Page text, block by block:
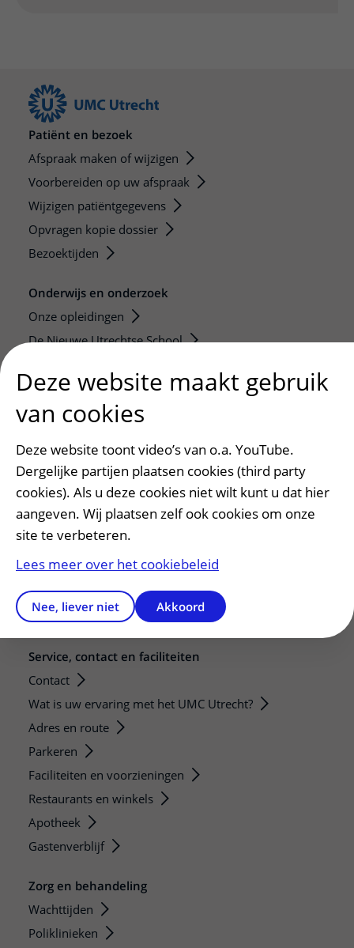
Patiënt en bezoek
Afspraak maken of wijzigen
Voorbereiden op uw afspraak
Wijzigen patiëntgegevens
Opvragen kopie dossier
Bezoektijden
Onderwijs en onderzoek
Onze opleidingen
De Nieuwe Utrechtse School
Research
Strategic programs
Researchers
Research technologies
Verwijzers
Teleconsult aanvragen
Diagnostiek aanvragen
Zorgverlenersportaal
Service, contact en faciliteiten
Contact
Wat is uw ervaring met het UMC Utrecht?
Adres en route
Parkeren
Faciliteiten en voorzieningen
Restaurants en winkels
Apotheek
Gastenverblijf
Zorg en behandeling
Wachttijden
Poliklinieken
Deze website maakt gebruik
van cookies
Deze website toont video’s van o.a. YouTube.
Dergelijke partijen plaatsen cookies (third party
cookies). Als u deze cookies niet wilt kunt u dat hier
aangeven. Wij plaatsen zelf ook cookies om onze
site te verbeteren.
Lees meer over het cookiebeleid
Nee, liever niet Akkoord